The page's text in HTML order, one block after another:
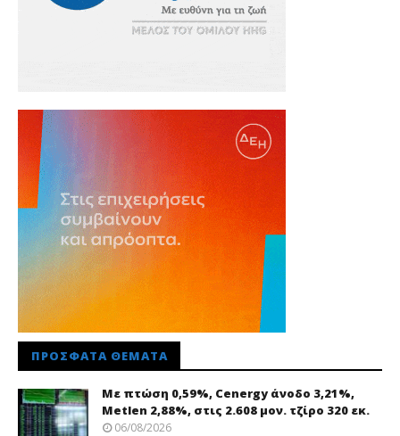
ΠΡΌΣΦΑΤΑ ΘΈΜΑΤΑ
Με πτώση 0,59%, Cenergy άνοδο 3,21%,
Metlen 2,88%, στις 2.608 μον. τζίρο 320 εκ.
06/08/2026